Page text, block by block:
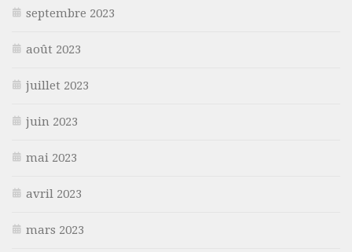
septembre 2023
août 2023
juillet 2023
juin 2023
mai 2023
avril 2023
mars 2023